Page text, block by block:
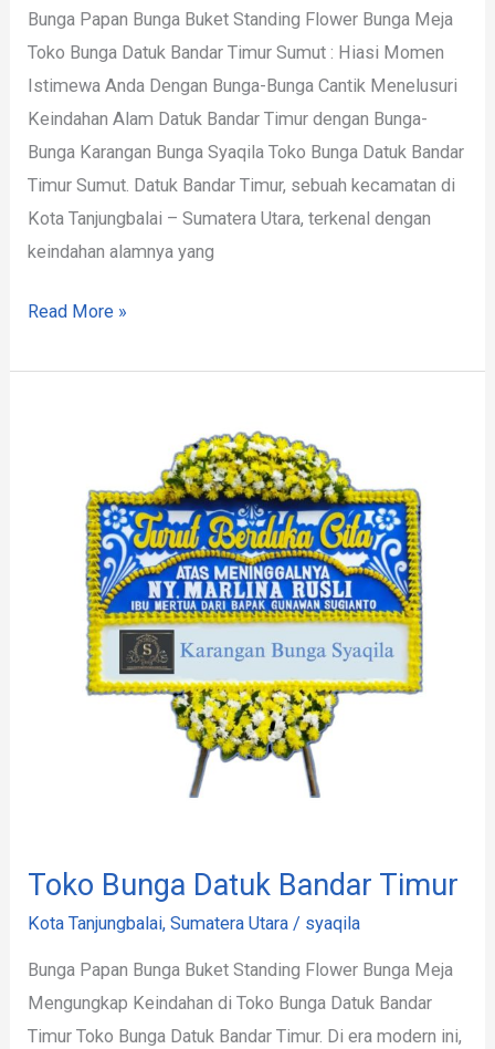
Bunga Papan Bunga Buket Standing Flower Bunga Meja
Toko Bunga Datuk Bandar Timur Sumut : Hiasi Momen
Istimewa Anda Dengan Bunga-Bunga Cantik Menelusuri
Keindahan Alam Datuk Bandar Timur dengan Bunga-
Bunga Karangan Bunga Syaqila Toko Bunga Datuk Bandar
Timur Sumut. Datuk Bandar Timur, sebuah kecamatan di
Kota Tanjungbalai – Sumatera Utara, terkenal dengan
keindahan alamnya yang
Read More »
Toko Bunga Datuk Bandar Timur
Kota Tanjungbalai,Sumatera Utara / syaqila
Bunga Papan Bunga Buket Standing Flower Bunga Meja
Mengungkap Keindahan di Toko Bunga Datuk Bandar
Timur Toko Bunga Datuk Bandar Timur. Di era modern ini,